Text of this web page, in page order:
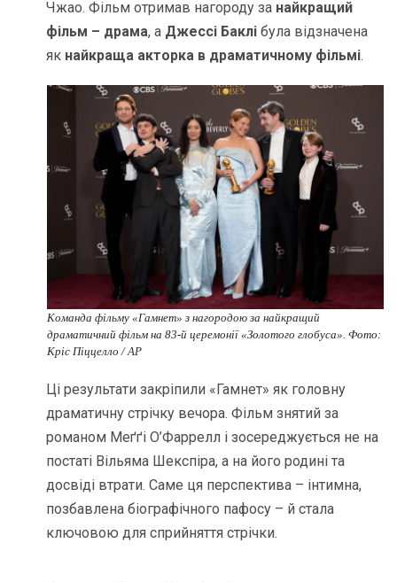
Чжао. Фільм отримав нагороду за найкращий
фільм – драма, а Джессі Баклі була відзначена
як найкраща акторка в драматичному фільмі.
Команда фільму «Гамнет» з нагородою за найкращий
драматичний фільм на 83-й церемонії «Золотого глобуса». Фото:
Кріс Піццелло / AP
Ці результати закріпили «Гамнет» як головну
драматичну стрічку вечора. Фільм знятий за
романом Меґґі О’Фаррелл і зосереджується не на
постаті Вільяма Шекспіра, а на його родині та
досвіді втрати. Саме ця перспектива – інтимна,
позбавлена біографічного пафосу – й стала
ключовою для сприйняття стрічки.